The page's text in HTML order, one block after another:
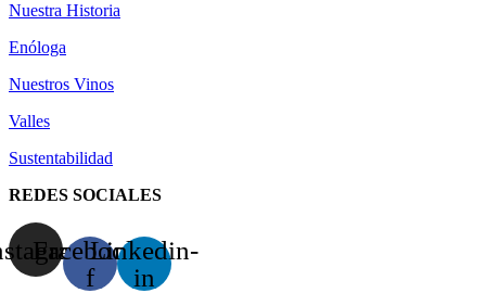
Nuestra Historia
Enóloga
Nuestros Vinos
Valles
Sustentabilidad
REDES SOCIALES
Facebook-
f
Linkedin-
in